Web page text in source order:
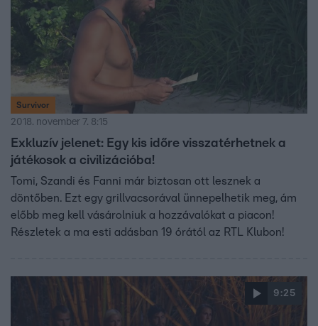
Survivor
2018. november 7. 8:15
Exkluzív jelenet: Egy kis időre visszatérhetnek a
játékosok a civilizációba!
Tomi, Szandi és Fanni már biztosan ott lesznek a
döntőben. Ezt egy grillvacsorával ünnepelhetik meg, ám
előbb meg kell vásárolniuk a hozzávalókat a piacon!
Részletek a ma esti adásban 19 órától az RTL Klubon!
9:25